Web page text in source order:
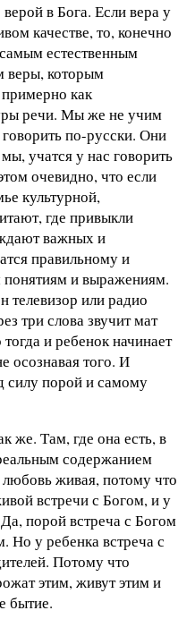
в Бога. Если вера у
качестве, то, конечно
естественным
веры, которым
как
речи. Мы же не учим
по-русски. Они
учатся у нас говорить
очевидно, что если
культурной,
где привыкли
важных и
правильному и
и выражениям.
телевизор или радио
три слова звучит мат
и ребенок начинает
осознавая того. И
силу порой и самому
же. Там, где она есть, в
содержанием
любовь живая, потому что
встречи с Богом, и у
порой встреча с Богом
Но у ребенка встреча с
Потому что
этим, живут этим и
бытие.